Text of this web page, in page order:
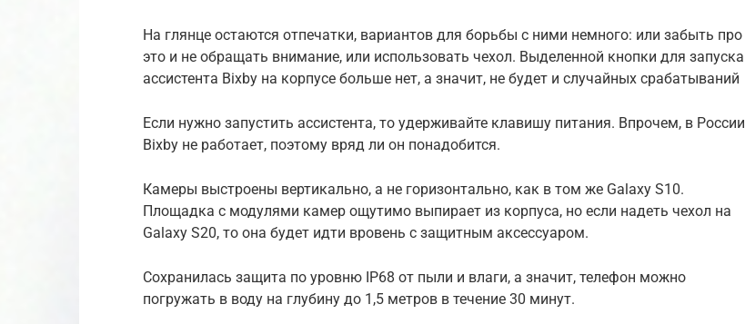
На глянце остаются отпечатки, вариантов для борьбы с ними немного: или забыть про
это и не обращать внимание, или использовать чехол. Выделенной кнопки для запуска
ассистента Bixby на корпусе больше нет, а значит, не будет и случайных срабатываний
Если нужно запустить ассистента, то удерживайте клавишу питания. Впрочем, в России
Bixby не работает, поэтому вряд ли он понадобится.
Камеры выстроены вертикально, а не горизонтально, как в том же Galaxy S10.
Площадка с модулями камер ощутимо выпирает из корпуса, но если надеть чехол на
Galaxy S20, то она будет идти вровень с защитным аксессуаром.
Сохранилась защита по уровню IP68 от пыли и влаги, а значит, телефон можно
погружать в воду на глубину до 1,5 метров в течение 30 минут.